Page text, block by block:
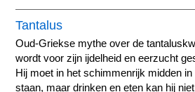
Tantalus
Oud-Griekse mythe over de
wordt voor zijn ijdelheid en eerzucht
Hij moet in het schimmenrijk midden
staan, maar drinken en eten kan hij